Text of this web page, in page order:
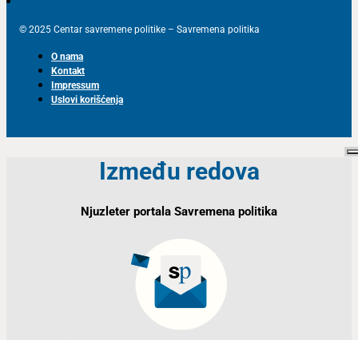
© 2025 Centar savremene politike – Savremena politika
O nama
Kontakt
Impressum
Uslovi korišćenja
Između redova
Njuzleter portala Savremena politika